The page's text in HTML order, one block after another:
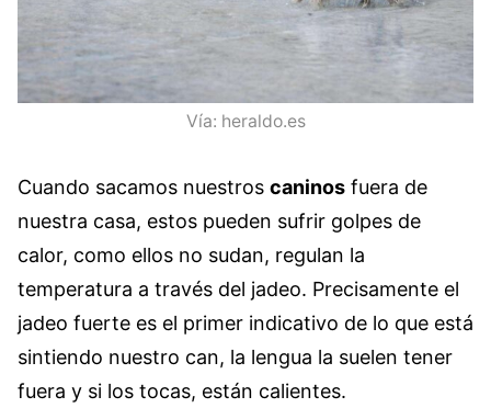
Vía: heraldo.es
Cuando sacamos nuestros caninos fuera de
nuestra casa, estos pueden sufrir golpes de
calor, como ellos no sudan, regulan la
temperatura a través del jadeo. Precisamente el
jadeo fuerte es el primer indicativo de lo que está
sintiendo nuestro can, la lengua la suelen tener
fuera y si los tocas, están calientes.